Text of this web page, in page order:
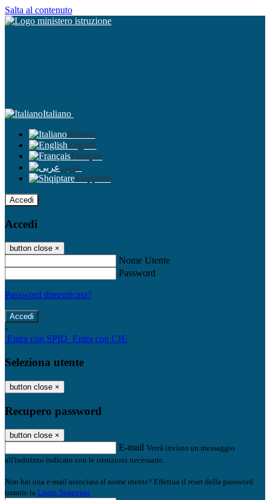
Salta al contenuto
Italiano
Italiano
English
Français
عربى
Shqiptare
Accedi
Accedi
button close ×
Nome Utente
Password
Password dimenticata?
-
Entra con SPID Entra con CIE
Seleziona utente
button close ×
Recupero password
button close ×
E-mail Verrà inviato un messaggio
all'indirizzo indicato con le istruzioni necessarie.
Non hai una e-mail associata al nome utente? Effettua il reset della password
tramite la Login Spaggiari